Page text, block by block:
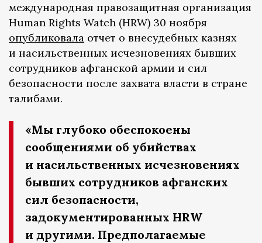
международная правозащитная организация
Human Rights Watch (HRW) 30 ноября
опубликовала отчет о внесудебных казнях
и насильственных исчезновениях бывших
сотрудников афганской армии и сил
безопасности после захвата власти в стране
талибами.
«Мы глубоко обеспокоены
сообщениями об убийствах
и насильственных исчезновениях
бывших сотрудников афганских
сил безопасности,
задокументированных HRW
и другими. Предполагаемые